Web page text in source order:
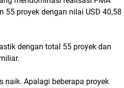
proyek dengan nilai USD 40,58
dengan total 55 proyek dan
naik. Apalagi beberapa proyek